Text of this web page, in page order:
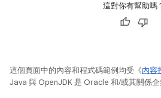
這對你有幫助嗎
這個頁面中的內容和程式碼範例均受《內容
Java 與 OpenJDK 是 Oracle 和/或其關係企